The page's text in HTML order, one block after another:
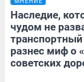
Наследие,
чудом не
транспортный
разнес миф о
советских